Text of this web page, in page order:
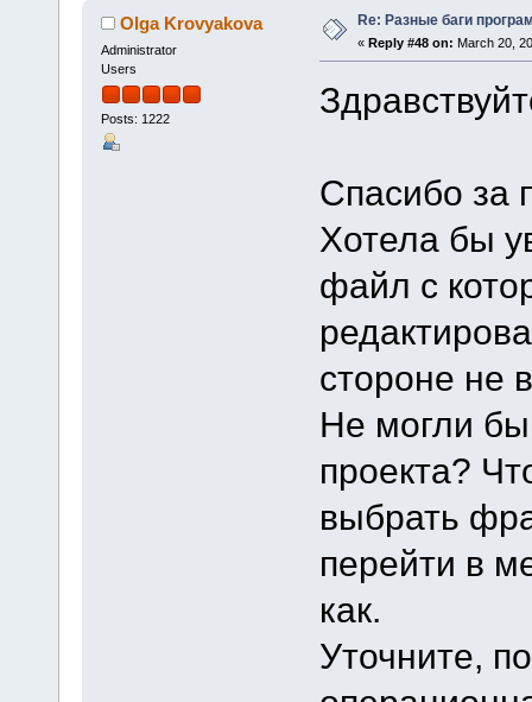
Olga Krovyakova
Administrator
Users
Posts: 1222
Re: Разные баги
« Reply #48 on: March 20,
Спасибо за
Хотела бы
файл с
стороне не
Не могли
проекта?
выбрать
перейти в
как.
Уточните,